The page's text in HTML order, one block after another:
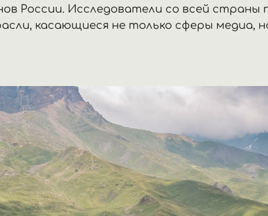
России. Исследователи со всей страны
касающиеся не только сферы медиа,